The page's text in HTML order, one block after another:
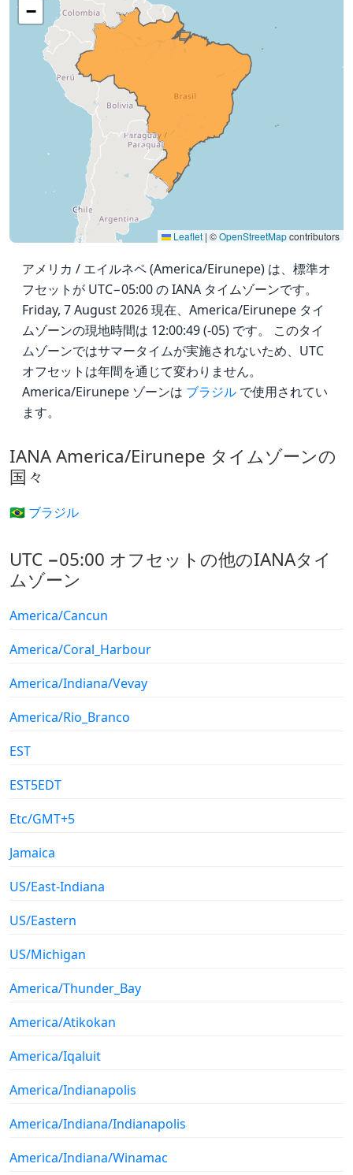
−
Leaflet | ©OpenStreetMapcontributors
アメリカ / エイルネペ (America/Eirunepe) は、標準オ
フセットが UTC−05:00 の IANA タイムゾーンです。
Friday, 7 August 2026 現在、America/Eirunepe タイ
ムゾーンの現地時間は 12:00:49 (-05) です。 このタイ
ムゾーンではサマータイムが実施されないため、UTC
オフセットは年間を通じて変わりません。
America/Eirunepe ゾーンは ブラジル で使用されてい
ます。
IANA America/Eirunepe タイムゾーンの
国々
🇧🇷 ブラジル
UTC −05:00 オフセットの他のIANAタイ
ムゾーン
America/Cancun
America/Coral_Harbour
America/Indiana/Vevay
America/Rio_Branco
EST
EST5EDT
Etc/GMT+5
Jamaica
US/East-Indiana
US/Eastern
US/Michigan
America/Thunder_Bay
America/Atikokan
America/Iqaluit
America/Indianapolis
America/Indiana/Indianapolis
America/Indiana/Winamac